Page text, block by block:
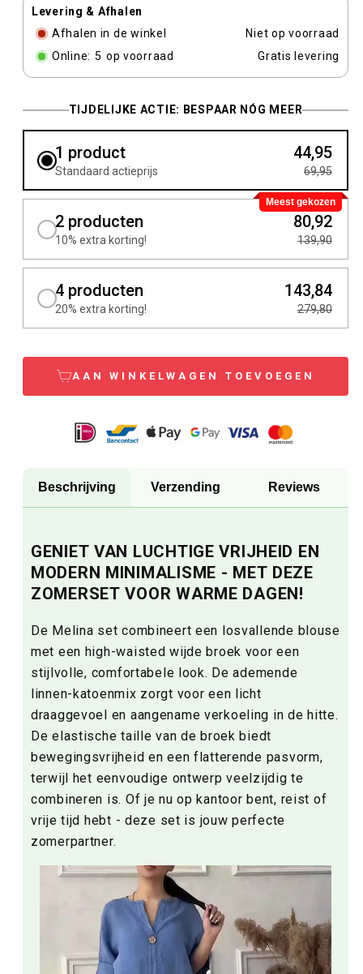
Levering & Afhalen
Afhalen in de winkel
Niet op voorraad
Online: 5 op voorraad Gratis levering
TIJDELIJKE ACTIE: BESPAAR NÓG MEER
1 product
Standaard actieprijs
44,95
69,95
Meest gekozen
2 producten
10% extra korting!
80,92
139,90
4 producten
20% extra korting!
143,84
279,80
AAN WINKELWAGEN TOEVOEGEN
Beschrijving Verzending Reviews
GENIET VAN LUCHTIGE VRIJHEID EN
MODERN MINIMALISME - MET DEZE
ZOMERSET VOOR WARME DAGEN!
De Melina set combineert een losvallende blouse
met een high-waisted wijde broek voor een
stijlvolle, comfortabele look. De ademende
linnen-katoenmix zorgt voor een licht
draaggevoel en aangename verkoeling in de hitte.
De elastische taille van de broek biedt
bewegingsvrijheid en een flatterende pasvorm,
terwijl het eenvoudige ontwerp veelzijdig te
combineren is. Of je nu op kantoor bent, reist of
vrije tijd hebt - deze set is jouw perfecte
zomerpartner.